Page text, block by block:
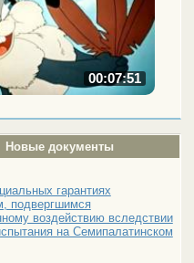
00:07:51
Новые документы
гарантиях
подвергшимся
воздействию вследствии
на Семипалатинском